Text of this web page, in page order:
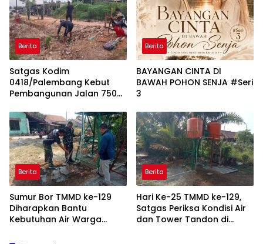
Berita
Satgas Kodim
0418/Palembang Kebut
Pembangunan Jalan 750
Berita
BAYANGAN CINTA DI
BAWAH POHON SENJA #Seri
3
Berita
Sumur Bor TMMD ke-129
Diharapkan Bantu
Kebutuhan Air Warga
Berita
Hari Ke-25 TMMD ke-129,
Satgas Periksa Kondisi Air
dan Tower Tandon di